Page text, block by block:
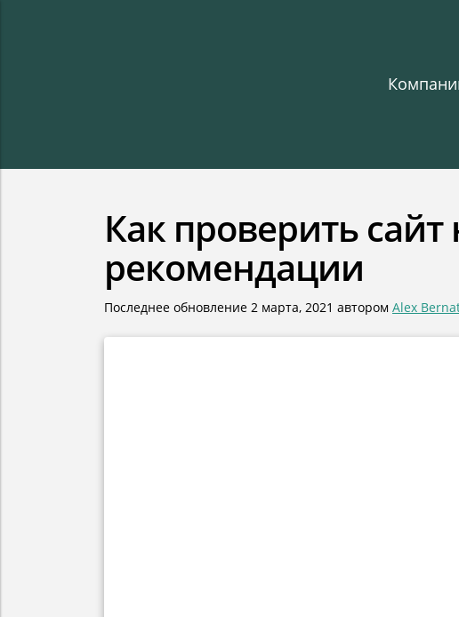
Как проверить
рекомендации
Последнее обновление 2 марта, 2021 автором Alex